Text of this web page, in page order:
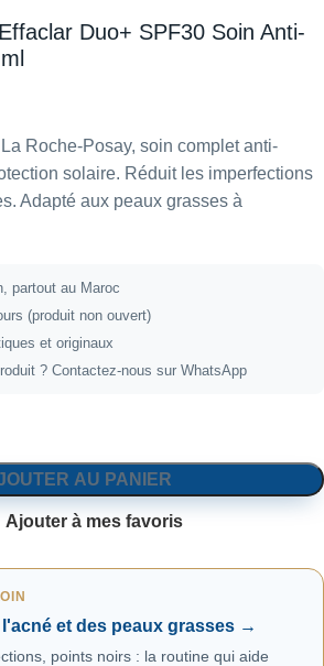
Duo+ SPF30 Soin Anti-
Roche-Posay, soin complet anti-
solaire. Réduit les imperfections
Adapté aux peaux grasses à
partout au Maroc
(produit non ouvert)
et originaux
? Contactez-nous sur WhatsApp
AU PANIER
Ajouter à mes favoris
et des peaux grasses →
points noirs : la routine qui aide